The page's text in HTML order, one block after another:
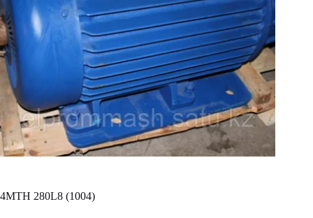
4МТН 280L8 (1004)